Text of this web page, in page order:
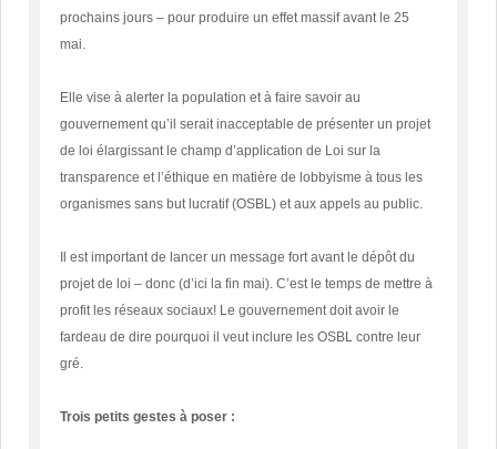
prochains jours – pour produire un effet massif avant le 25
mai.
Elle vise à alerter la population et à faire savoir au
gouvernement qu’il serait inacceptable de présenter un projet
de loi élargissant le champ d’application de Loi sur la
transparence et l’éthique en matière de lobbyisme à tous les
organismes sans but lucratif (OSBL) et aux appels au public.
Il est important de lancer un message fort avant le dépôt du
projet de loi – donc (d’ici la fin mai). C’est le temps de mettre à
profit les réseaux sociaux! Le gouvernement doit avoir le
fardeau de dire pourquoi il veut inclure les OSBL contre leur
gré.
Trois petits gestes à poser :